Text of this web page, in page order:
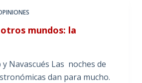
mundos: la
Navascués Las noches de
dan para mucho.